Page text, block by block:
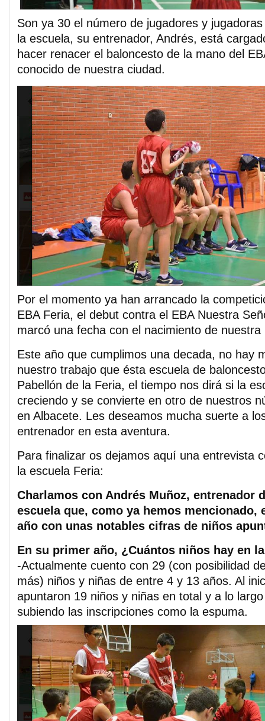
Son ya 30 el número de jugadores y
la escuela, su entrenador, Andrés, está
hacer renacer el baloncesto de la mano del
conocido de nuestra ciudad.
Por el momento ya han arrancado la
EBA Feria, el debut contra el EBA Nuestra
marcó una fecha con el nacimiento de nuestra
Este año que cumplimos una decada, no hay
nuestro trabajo que ésta escuela de
Pabellón de la Feria, el tiempo nos dirá si la
creciendo y se convierte en otro de nuestros
en Albacete. Les deseamos mucha suerte a
entrenador en esta aventura.
Para finalizar os dejamos aquí una entrevista
la escuela Feria:
Charlamos con Andrés Muñoz, entrenador
escuela que, como ya hemos mencionado,
año con unas notables cifras de niños
En su primer año, ¿Cuántos niños hay en
-Actualmente cuento con 29 (con posibilidad
más) niños y niñas de entre 4 y 13 años. Al
apuntaron 19 niños y niñas en total y a lo
subiendo las inscripciones como la espuma.